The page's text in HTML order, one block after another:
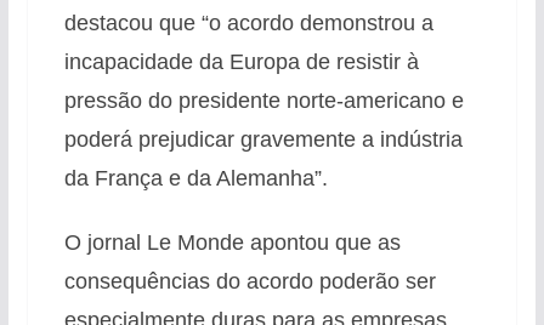
destacou que “o acordo demonstrou a
incapacidade da Europa de resistir à
pressão do presidente norte-americano e
poderá prejudicar gravemente a indústria
da França e da Alemanha”.
O jornal Le Monde apontou que as
consequências do acordo poderão ser